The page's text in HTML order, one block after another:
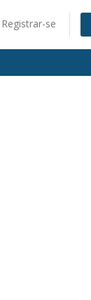
Registrar-se